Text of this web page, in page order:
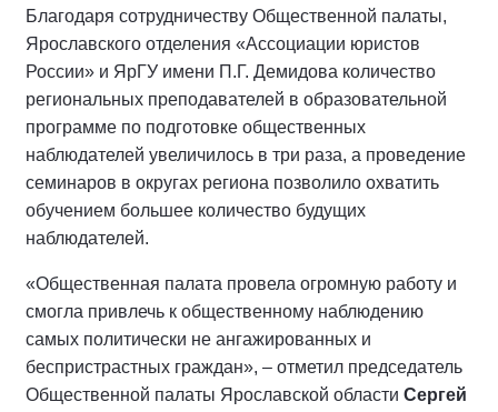
Благодаря сотрудничеству Общественной палаты,
Ярославского отделения «Ассоциации юристов
России» и ЯрГУ имени П.Г. Демидова количество
региональных преподавателей в образовательной
программе по подготовке общественных
наблюдателей увеличилось в три раза, а проведение
семинаров в округах региона позволило охватить
обучением большее количество будущих
наблюдателей.
«Общественная палата провела огромную работу и
смогла привлечь к общественному наблюдению
самых политически не ангажированных и
беспристрастных граждан», – отметил председатель
Общественной палаты Ярославской области Сергей